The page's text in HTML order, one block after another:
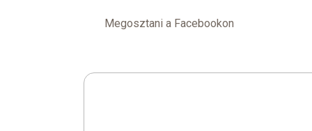
Megosztani a Facebookon